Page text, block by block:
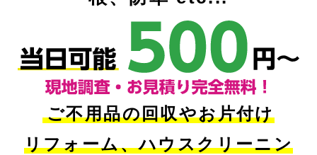
ご不用品の回収やお片付け
リフォーム、ハウスクリーニン